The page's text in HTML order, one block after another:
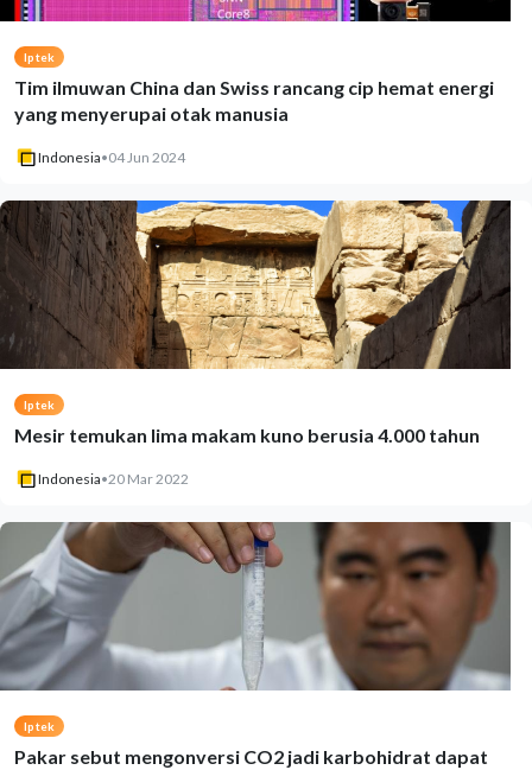
Iptek
Tim ilmuwan China dan Swiss rancang cip hemat energi
yang menyerupai otak manusia
Indonesia•04 Jun 2024
Iptek
Mesir temukan lima makam kuno berusia 4.000 tahun
Indonesia•20 Mar 2022
Iptek
Pakar sebut mengonversi CO2 jadi karbohidrat dapat